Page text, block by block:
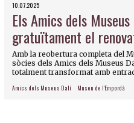
10.07.2025
Els Amics dels
gratuïtament el
Amb la reobertura completa del
sòcies dels Amics dels Museus
totalment transformat amb
Amics dels Museus Dalí Museu de l'Empordà